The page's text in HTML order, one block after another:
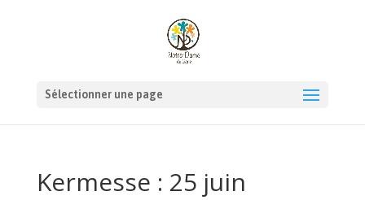
Sélectionner une page
Kermesse : 25 juin